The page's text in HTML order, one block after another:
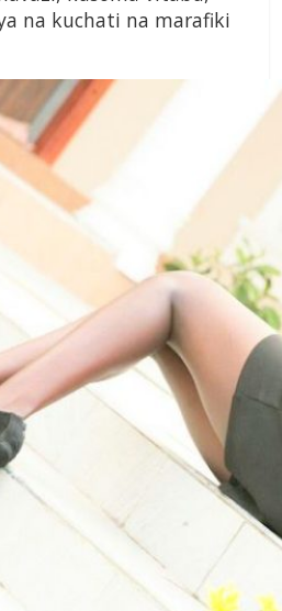
na kuchati na marafiki